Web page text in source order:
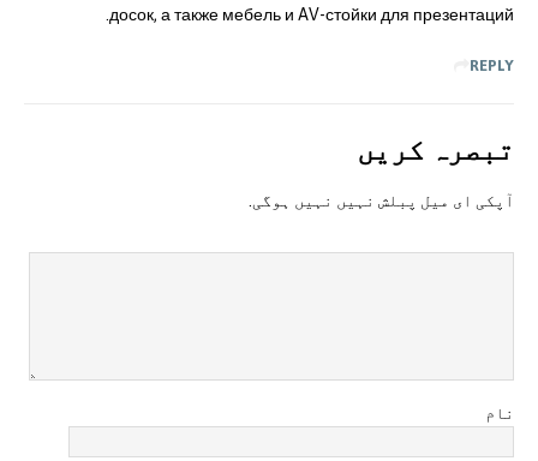
досок, а также мебель и AV-стойки для презентаций.
REPLY
تبصرہ کريں
آپکی ای ميل پبلش نہيں نہيں ہوگی.
نام